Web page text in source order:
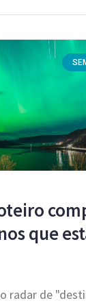
que
radar de